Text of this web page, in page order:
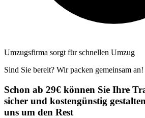
Umzugsfirma sorgt für schnellen Umzug
Sind Sie bereit? Wir packen gemeinsam an!
Schon ab 29€ können Sie Ihre
sicher und kostengünstig
uns um den Rest